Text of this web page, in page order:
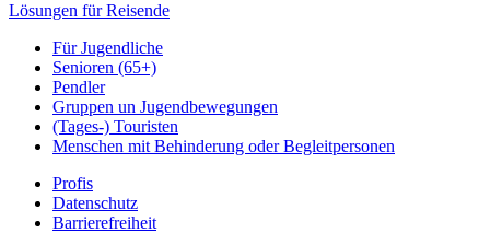
Lösungen für Reisende
Für Jugendliche
Senioren (65+)
Pendler
Gruppen un Jugendbewegungen
(Tages-) Touristen
Menschen mit Behinderung oder Begleitpersonen
Profis
Datenschutz
Barrierefreiheit